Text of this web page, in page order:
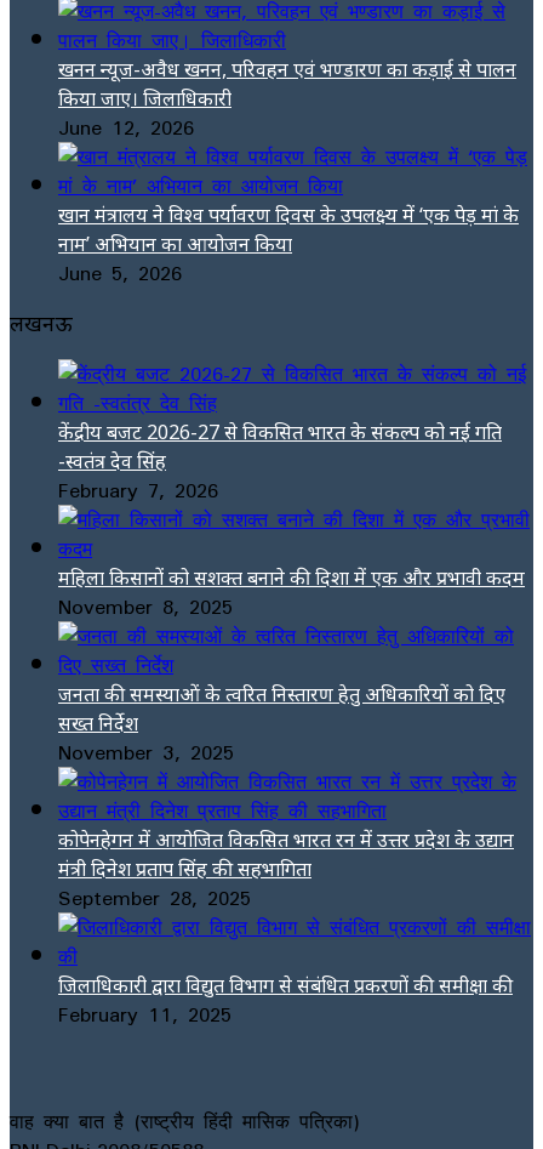
खनन न्यूज-अवैध खनन, परिवहन एवं भण्डारण का कड़ाई से पालन
किया जाए। जिलाधिकारी
June 12, 2026
खान मंत्रालय ने विश्व पर्यावरण दिवस के उपलक्ष्य में ‘एक पेड़ मां के
नाम’ अभियान का आयोजन किया
June 5, 2026
लखनऊ
केंद्रीय बजट 2026-27 से विकसित भारत के संकल्प को नई गति
-स्वतंत्र देव सिंह
February 7, 2026
महिला किसानों को सशक्त बनाने की दिशा में एक और प्रभावी कदम
November 8, 2025
जनता की समस्याओं के त्वरित निस्तारण हेतु अधिकारियों को दिए
सख्त निर्देश
November 3, 2025
कोपेनहेगन में आयोजित विकसित भारत रन में उत्तर प्रदेश के उद्यान
मंत्री दिनेश प्रताप सिंह की सहभागिता
September 28, 2025
जिलाधिकारी द्वारा विद्युत विभाग से संबंधित प्रकरणों की समीक्षा की
February 11, 2025
वाह क्या बात है (राष्ट्रीय हिंदी मासिक पत्रिका)